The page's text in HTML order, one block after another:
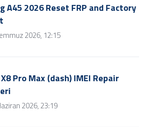
A45 2026 Reset FRP and Factory
2026, 12:15
Pro Max (dash) IMEI Repair
2026, 23:19